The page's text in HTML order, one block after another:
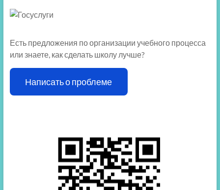
Есть предложения по организации учебного процесса
или знаете, как сделать школу лучше?
Написать о проблеме